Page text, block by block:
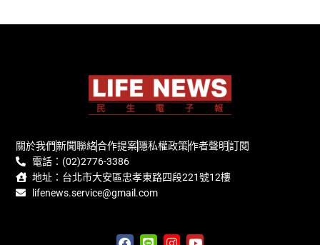
關於我們新聞聯絡合作提案隱私權政策作者聲明訂閱
電話：(02)2776-3386
地址：台北市大安區忠孝東路四段221號12樓
lifenews.service@gmail.com